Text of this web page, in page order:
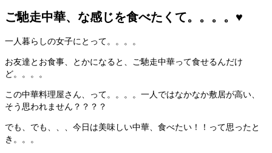
ご馳走中華、な感じを食べたくて。。。。♥
一人暮らしの女子にとって。。。。
お友達とお食事、とかになると、ご馳走中華って食せるんだけ
ど。。。。
この中華料理屋さん、って。。。。一人ではなかなか敷居が高い、
そう思われません？？？？
でも、でも、、、今日は美味しい中華、食べたい！！って思ったと
き。。。